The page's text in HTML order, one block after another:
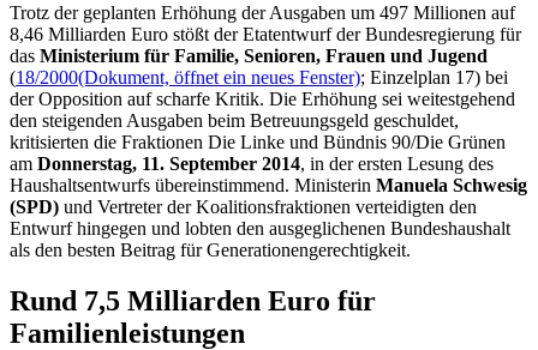
Trotz der geplanten Erhöhung der Ausgaben um 497 Millionen auf
8,46 Milliarden Euro stößt der Etatentwurf der Bundesregierung für
das Ministerium für Familie, Senioren, Frauen und Jugend
(18/2000(Dokument, öffnet ein neues Fenster); Einzelplan 17) bei
der Opposition auf scharfe Kritik. Die Erhöhung sei weitestgehend
den steigenden Ausgaben beim Betreuungsgeld geschuldet,
kritisierten die Fraktionen Die Linke und Bündnis 90/Die Grünen
am Donnerstag, 11. September 2014, in der ersten Lesung des
Haushaltsentwurfs übereinstimmend. Ministerin Manuela Schwesig
(SPD) und Vertreter der Koalitionsfraktionen verteidigten den
Entwurf hingegen und lobten den ausgeglichenen Bundeshaushalt
als den besten Beitrag für Generationengerechtigkeit.
Rund 7,5 Milliarden Euro für
Familienleistungen